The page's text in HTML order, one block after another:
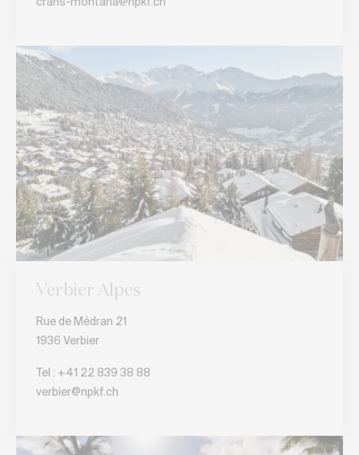
crans-montana@npkf.ch
Verbier Alpes
Rue de Médran 21
1936 Verbier
Tel : +41 22 839 38 88
verbier@npkf.ch